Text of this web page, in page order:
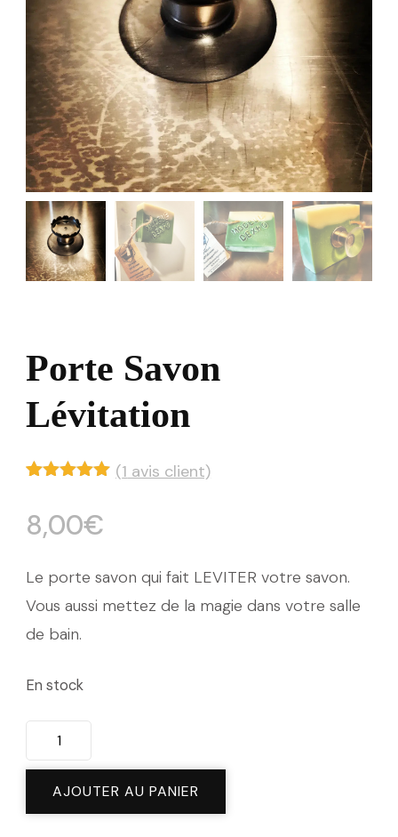
Porte Savon
Lévitation
basé sur
notation
(1 avis client)
8,00€
Le porte savon qui fait LEVITER votre savon.
Vous aussi mettez de la magie dans votre salle
de bain.
En stock
AJOUTER AU PANIER